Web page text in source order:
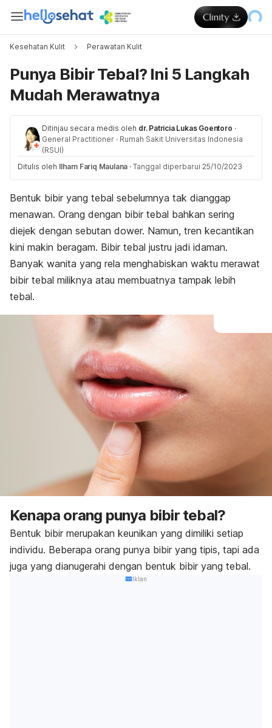
Kesehatan Kulit Perawatan Kulit
Punya Bibir Tebal? Ini 5 Langkah
Mudah Merawatnya
Ditinjau secara medis oleh dr. Patricia Lukas Goentoro ·
General Practitioner · Rumah Sakit Universitas Indonesia
(RSUI)
Ditulis oleh Ilham Fariq Maulana · Tanggal diperbarui 25/10/2023
Bentuk bibir yang tebal sebelumnya tak dianggap
menawan. Orang dengan bibir tebal bahkan sering
diejek dengan sebutan dower. Namun, tren kecantikan
kini makin beragam. Bibir tebal justru jadi idaman.
Banyak wanita yang rela menghabiskan waktu merawat
bibir tebal miliknya atau membuatnya tampak lebih
tebal.
Kenapa orang punya bibir tebal?
Bentuk bibir merupakan keunikan yang dimiliki setiap
individu. Beberapa orang punya bibir yang tipis, tapi ada
juga yang dianugerahi dengan bentuk bibir yang tebal.
Iklan